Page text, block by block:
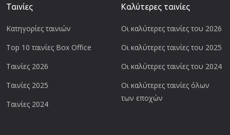
Ταινίες
Κατηγορίες ταινιών
Top 10 ταινίες Box Office
Ταινίες 2026
Ταινίες 2025
Ταινίες 2024
Καλύτερες ταινίες
Οι καλύτερες ταινίες του 2026
Οι καλύτερες ταινίες του 2025
Οι καλύτερες ταινίες του 2024
Οι καλύτερες ταινίες όλων
των εποχών